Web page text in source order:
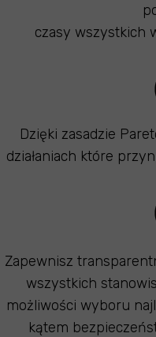
czasy wszystkich
Zapewnisz
wszystkich
możliwości wyboru
kątem
Dzięki zasadzie
działaniach które